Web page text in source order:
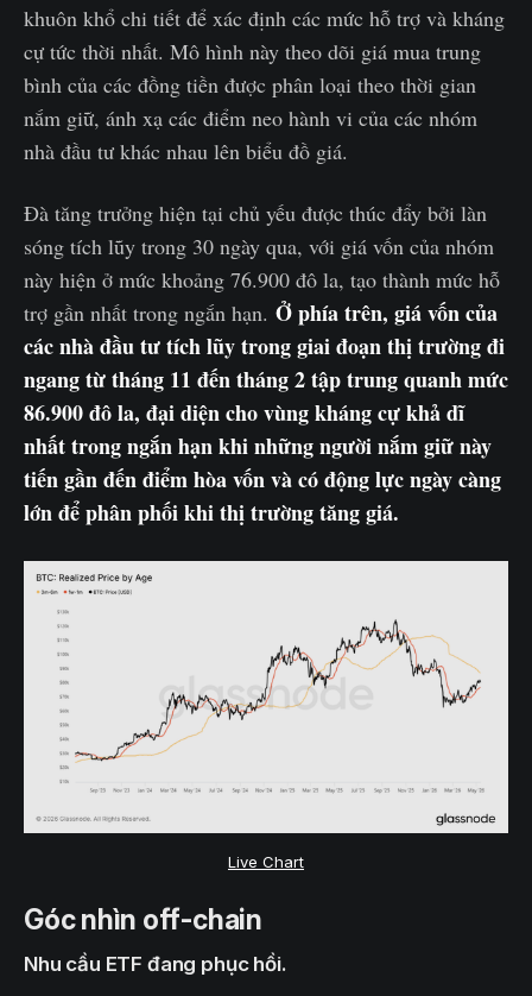
khuôn khổ chi tiết để xác định các mức hỗ trợ và kháng
cự tức thời nhất. Mô hình này theo dõi giá mua trung
bình của các đồng tiền được phân loại theo thời gian
nắm giữ, ánh xạ các điểm neo hành vi của các nhóm
nhà đầu tư khác nhau lên biểu đồ giá.
Đà tăng trưởng hiện tại chủ yếu được thúc đẩy bởi làn
sóng tích lũy trong 30 ngày qua, với giá vốn của nhóm
này hiện ở mức khoảng 76.900 đô la, tạo thành mức hỗ
trợ gần nhất trong ngắn hạn. Ở phía trên, giá vốn của
các nhà đầu tư tích lũy trong giai đoạn thị trường đi
ngang từ tháng 11 đến tháng 2 tập trung quanh mức
86.900 đô la, đại diện cho vùng kháng cự khả dĩ
nhất trong ngắn hạn khi những người nắm giữ này
tiến gần đến điểm hòa vốn và có động lực ngày càng
lớn để phân phối khi thị trường tăng giá.
Live Chart
Góc nhìn off-chain
Nhu cầu ETF đang phục hồi.